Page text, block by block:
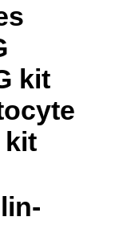
kit
kit